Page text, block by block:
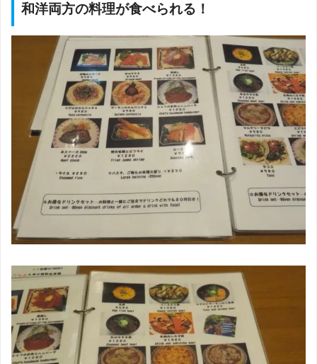
和洋両方の料理が食べられる！